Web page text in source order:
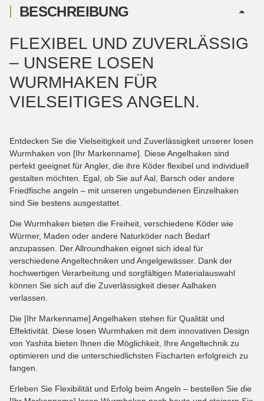
BESCHREIBUNG
FLEXIBEL UND ZUVERLÄSSIG
– UNSERE LOSEN
WURMHAKEN FÜR
VIELSEITIGES ANGELN.
Entdecken Sie die Vielseitigkeit und Zuverlässigkeit unserer losen
Wurmhaken von [Ihr Markenname]. Diese Angelhaken sind
perfekt geeignet für Angler, die ihre Köder flexibel und individuell
gestalten möchten. Egal, ob Sie auf Aal, Barsch oder andere
Friedfische angeln – mit unseren ungebundenen Einzelhaken
sind Sie bestens ausgestattet.
Die Wurmhaken bieten die Freiheit, verschiedene Köder wie
Würmer, Maden oder andere Naturköder nach Bedarf
anzupassen. Der Allroundhaken eignet sich ideal für
verschiedene Angeltechniken und Angelgewässer. Dank der
hochwertigen Verarbeitung und sorgfältigen Materialauswahl
können Sie sich auf die Zuverlässigkeit dieser Aalhaken
verlassen.
Die [Ihr Markenname] Angelhaken stehen für Qualität und
Effektivität. Diese losen Wurmhaken mit dem innovativen Design
von Yashita bieten Ihnen die Möglichkeit, Ihre Angeltechnik zu
optimieren und die unterschiedlichsten Fischarten erfolgreich zu
fangen.
Erleben Sie Flexibilität und Erfolg beim Angeln – bestellen Sie die